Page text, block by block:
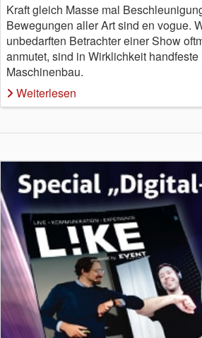
Kraft gleich Masse mal
Bewegungen aller Art sind en vogue.
unbedarften Betrachter einer Show
anmutet, sind in Wirklichkeit
Maschinenbau.
Weiterlesen